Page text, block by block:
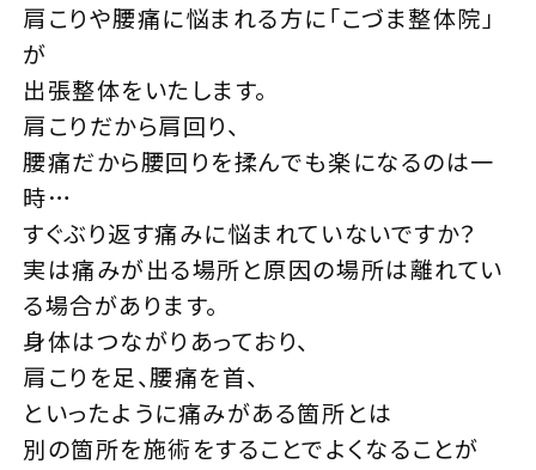
肩こりや腰痛に悩まれる方に「こづま整体院」
が
出張整体をいたします。
肩こりだから肩回り、
腰痛だから腰回りを揉んでも楽になるのは一
時…
すぐぶり返す痛みに悩まれていないですか？
実は痛みが出る場所と原因の場所は離れてい
る場合があります。
身体はつながりあっており、
肩こりを足、腰痛を首、
といったように痛みがある箇所とは
別の箇所を施術をすることでよくなることが